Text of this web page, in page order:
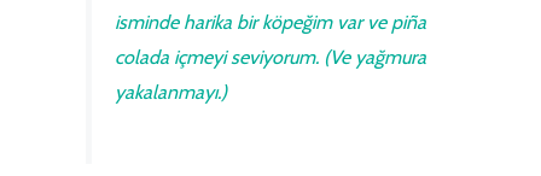
isminde harika bir köpeğim var ve piña
colada içmeyi seviyorum. (Ve yağmura
yakalanmayı.)